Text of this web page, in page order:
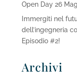
Open Day 26
Immergiti nel
dell’ingegneria
Episodio #2!
Archivi